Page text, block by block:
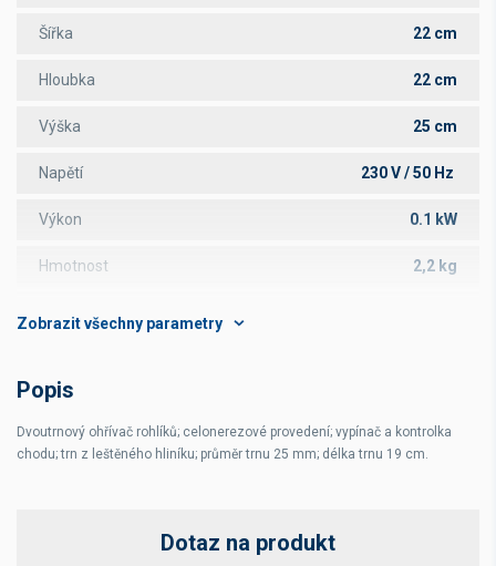
Šířka 22 cm
Hloubka 22 cm
Výška 25 cm
Napětí 230 V / 50 Hz
Výkon 0.1 kW
Hmotnost 2,2 kg
Rozměr vany
Popis
Dvoutrnový ohřívač rohlíků; celonerezové provedení; vypínač a kontrolka
chodu; trn z leštěného hliníku; průměr trnu 25 mm; délka trnu 19 cm.
Dotaz na produkt